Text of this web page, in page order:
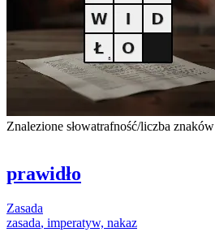
Znalezione słowatrafność/liczba znaków
prawidło
Zasada
zasada, imperatyw, nakaz